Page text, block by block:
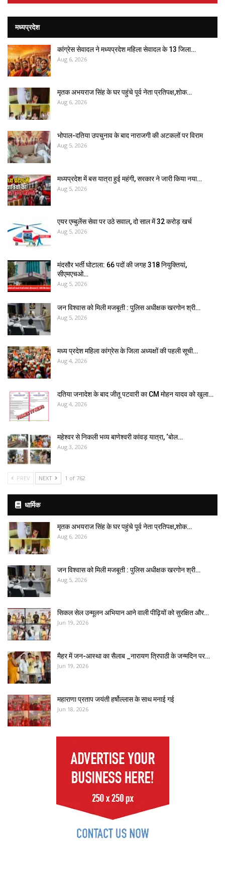
मध्यप्रदेश
कांग्रेस सेवादल ने मध्यप्रदेश महिला सेवादल के 13 जिला…
Aug 6, 2026
मृतक अभयराज सिंह के घर पहुंचे पूर्व नेता प्रतिपक्ष,शोक…
Aug 6, 2026
भोपाल-दतिया उपचुनाव के बाद नाराजगी की अटकलों पर विराम
Aug 5, 2026
मध्यप्रदेश में बस यात्रा हुई महंगी, सरकार ने जारी किया नया…
Aug 5, 2026
एयर एम्बुलेंस सेवा पर उठे सवाल, दो साल में ₹32 करोड़ खर्च
Aug 5, 2026
मंदसौर भर्ती घोटाला: 66 पदों की जगह 318 नियुक्तियां,
सीएमएचओ…
Aug 5, 2026
जन विश्वास को मिली मजबूती : पुलिस अधीक्षक खरगोन श्री…
Aug 5, 2026
मध्य प्रदेश महिला कांग्रेस के जिला अध्यक्षों की पहली सूची…
Aug 4, 2026
दतिया जनादेश के बाद जीतू पटवारी का CM मोहन यादव को खुला…
Aug 4, 2026
महेश्वर से निकली भव्य बाणेश्वरी कांवड़ यात्रा, ‘बोल…
Aug 3, 2026
PREV NEXT 1 of 762
धार्मिक
मृतक अभयराज सिंह के घर पहुंचे पूर्व नेता प्रतिपक्ष,शोक…
Aug 6, 2026
जन विश्वास को मिली मजबूती : पुलिस अधीक्षक खरगोन श्री…
Aug 5, 2026
सिकल सेल उन्मूलन अभियान आने वाली पीढ़ियों को सुरक्षित और…
Jun 19, 2026
मैहर में जन-आस्था का सैलाब _नारायण त्रिपाठी के जन्मदिन पर…
Jun 19, 2026
महाराणा प्रताप जयंती हर्षोल्लास के साथ मनाई गई
Jun 18, 2026